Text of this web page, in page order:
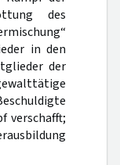
des
in den
der
verschafft;